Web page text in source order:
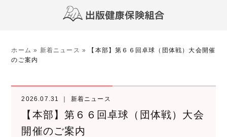
ホーム » 新着ニュース »
【本部】第６６回卓球（団体戦）大会開催
のご案内
2026.07.31 新着ニュース
【本部】第６６回卓球（団体戦）大会
開催のご案内